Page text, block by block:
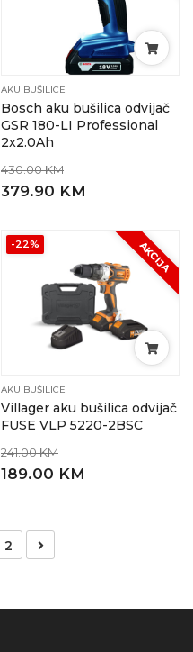
AKU BUŠILICE
Bosch aku bušilica odvijač
GSR 180-LI Professional
2x2.0Ah
430.00 KM
379.90 KM
-22% AKCIJA
AKU BUŠILICE
Villager aku bušilica odvijač
FUSE VLP 5220-2BSC
241.00 KM
189.00 KM
2